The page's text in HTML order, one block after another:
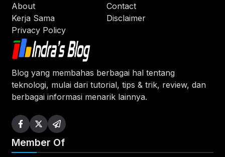
Blog yang membahas berbagai hal tentang
teknologi, mulai dari tutorial, tips & trik, review, dan
berbagai informasi menarik lainnya.
About
Contact
Kerja Sama
Disclaimer
Privacy Policy
Member Of